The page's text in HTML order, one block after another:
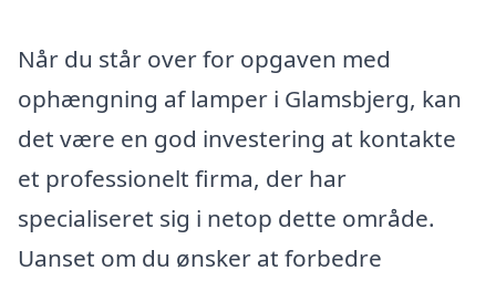
Når du står over for opgaven med
ophængning af lamper i Glamsbjerg, kan
det være en god investering at kontakte
et professionelt firma, der har
specialiseret sig i netop dette område.
Uanset om du ønsker at forbedre